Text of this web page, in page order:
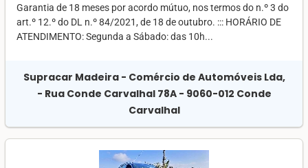
Garantia de 18 meses por acordo mútuo, nos termos do n.º 3 do
art.º 12.º do DL n.º 84/2021, de 18 de outubro. ::: HORÁRIO DE
ATENDIMENTO: Segunda a Sábado: das 10h...
Supracar Madeira - Comércio de Automóveis Lda,
- Rua Conde Carvalhal 78A - 9060-012 Conde
Carvalhal